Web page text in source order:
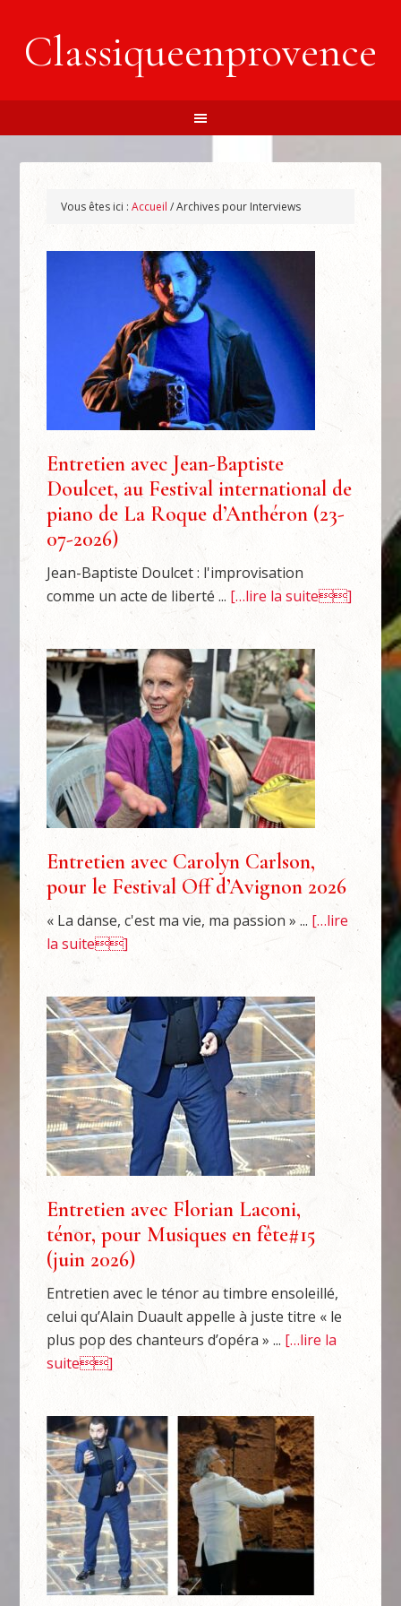
Classiqueenprovence
Vous êtes ici :Accueil /Archives pour Interviews
Entretien avec Jean-Baptiste
Doulcet, au Festival international de
piano de La Roque d’Anthéron (23-
07-2026)
Jean-Baptiste Doulcet : l'improvisation
comme un acte de liberté ... […lire la suite]
Entretien avec Carolyn Carlson,
pour le Festival Off d’Avignon 2026
« La danse, c'est ma vie, ma passion » ... […lire
la suite]
Entretien avec Florian Laconi,
ténor, pour Musiques en fête#15
(juin 2026)
Entretien avec le ténor au timbre ensoleillé,
celui qu’Alain Duault appelle à juste titre « le
plus pop des chanteurs d’opéra » ... […lire la
suite]